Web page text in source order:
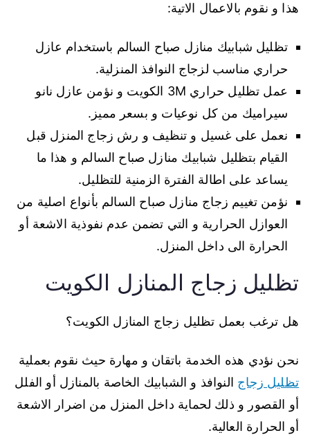
هذا و نقوم بالاعمال الاتية:
تظليل شبابيك منازل صباح السالم باستخدام عازل
حراري مناسب لزجاج النوافذ المنزلية.
عمل تظليل حراري 3M الكويت و نؤمن عازل نانو
سيراميك من كل نوعيات و بسعر مميز.
نعمل على غسيل و تنظيف و رش زجاج المنزل قبل
القيام بتظليل شبابيك منازل صباح السالم و هذا ما
يساعد على اطالة الفترة الزمنية للتظليل.
نؤمن تغييم زجاج منازل صباح السالم بأنواع اصلية من
العوازل الحرارية و التي تضمن عدم نفوذية الاشعة أو
الحرارة الى داخل المنزل.
تظليل زجاج المنازل الكويت
هل ترغب بعمل تظليل زجاج المنازل الكويت؟
نحن نؤدي هذه الخدمة باتقان و مهارة حيث نقوم بعملية
تظليل زجاج النوافذ و الشبابيك الخاصة بالمنازل أو الفلل
أو القصور و ذلك لحماية داخل المنزل من اضرار الاشعة
أو الحرارة العالية.